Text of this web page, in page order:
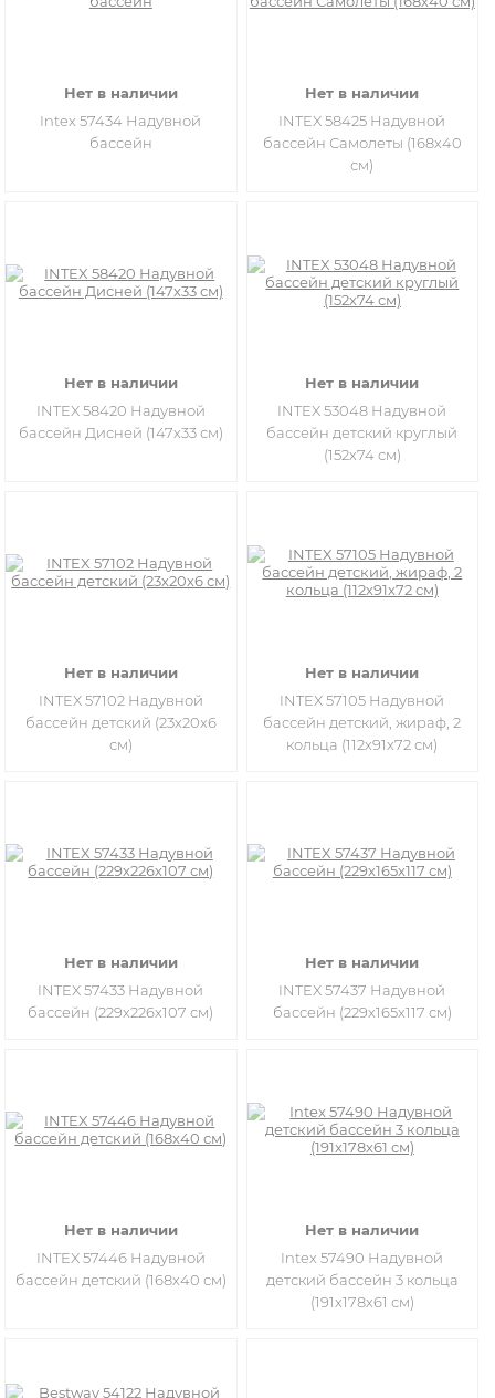
Нет в наличии
Intex 57434 Надувной
бассейн
Нет в наличии
INTEX 58425 Надувной
бассейн Самолеты (168х40
см)
Нет в наличии
INTEX 58420 Надувной
бассейн Дисней (147х33 см)
Нет в наличии
INTEX 53048 Надувной
бассейн детский круглый
(152х74 см)
Нет в наличии
INTEX 57102 Надувной
бассейн детский (23х20х6
см)
Нет в наличии
INTEX 57105 Надувной
бассейн детский, жираф, 2
кольца (112х91х72 см)
Нет в наличии
INTEX 57433 Надувной
бассейн (229х226х107 см)
Нет в наличии
INTEX 57437 Надувной
бассейн (229х165х117 см)
Нет в наличии
INTEX 57446 Надувной
бассейн детский (168х40 см)
Нет в наличии
Intex 57490 Надувной
детский бассейн 3 кольца
(191х178х61 см)